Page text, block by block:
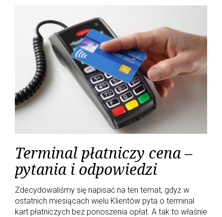
o
k
t
e
l
e
+
d
n
r
e
s
t
Terminal płatniczy cena –
pytania i odpowiedzi
Zdecydowaliśmy się napisać na ten temat, gdyż w
ostatnich miesiącach wielu Klientów pyta o terminal
kart płatniczych bez ponoszenia opłat. A tak to właśnie